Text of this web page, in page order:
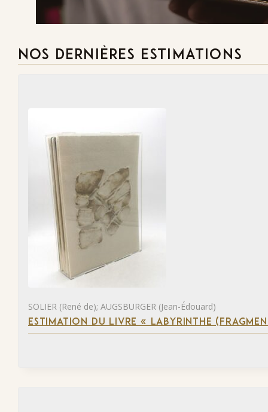
NOS DERNIÈRES ESTIMATIONS
SOLIER (René de); AUGSBURGER (Jean-Édouard)
ESTIMATION DU LIVRE « LABYRINTHE